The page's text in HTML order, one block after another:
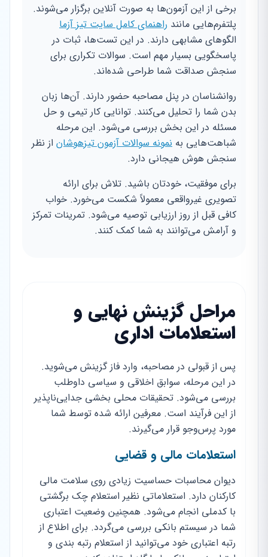
برخی از این آزمون‌ها به صورت آنلاین برگزار می‌شوند.
پلتفرم‌هایی مانند راهنمای کامل سایت تیز آزما
الگوهای مشابهی دارند. در این تست‌ها، ثبات در
پاسخگویی بسیار مهم است. سوالات تکراری برای
سنجش صداقت شما طراحی شده‌اند.
روانشناسان در پنل مصاحبه حضور دارند. آن‌ها زبان
بدن شما را تحلیل می‌کنند. توانایی کار تیمی و حل
مسئله در این بخش بررسی می‌شود. این مرحله
شباهت‌هایی به نمونه سوالات آزمون تیزهوشان از نظر
سنجش هوش هیجانی دارد.
برای موفقیت، خودتان باشید. تلاش برای ارائه
تصویری غیرواقعی معمولاً شکست می‌خورد. خواب
کافی قبل از روز ارزیابی توصیه می‌شود. تمرینات تمرکز
و آرامش می‌توانند به شما کمک کنند.
مراحل گزینش نهایی و
استعلامات اداری
پس از قبولی در مصاحبه، وارد فاز گزینش می‌شوید.
در این مرحله، سوابق اخلاقی و سیاسی داوطلب
بررسی می‌شود. تحقیقات محلی بخشی جدایی‌ناپذیر
از این فرآیند است. معرفین ارائه شده توسط شما
مورد پرس‌وجو قرار می‌گیرند.
استعلامات مالی و قضایی
دیوان محاسبات حساسیت زیادی روی سلامت مالی
کارکنان دارد. استعلاماتی نظیر استعلام چک برگشتی
با کدملی انجام می‌شود. همچنین وضعیت اعتباری
شما در سیستم بانکی بررسی می‌گردد. برای اطلاع از
رتبه اعتباری خود می‌توانید از استعلام رتبه بندی و